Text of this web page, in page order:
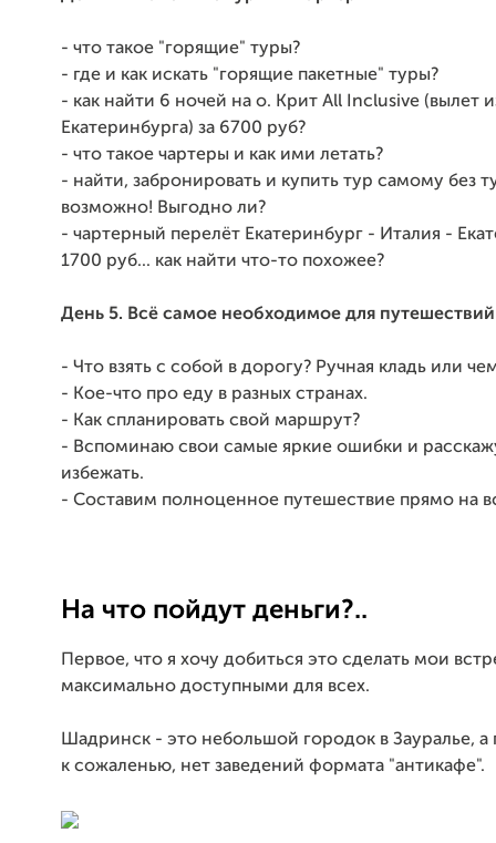
- что такое "горящие" туры?
- где и как искать "горящие пакетные" туры?
- как найти 6 ночей на о. Крит All Inclusive (вылет
Екатеринбурга) за 6700 руб?
- что такое чартеры и как ими летать?
- найти, забронировать и купить тур самому без
возможно! Выгодно ли?
- чартерный перелёт Екатеринбург - Италия -
1700 руб... как найти что-то похожее?
День 5. Всё самое необходимое для путешествий
- Что взять с собой в дорогу? Ручная кладь или
- Кое-что про еду в разных странах.
- Как спланировать свой маршрут?
- Вспоминаю свои самые яркие ошибки и
избежать.
- Составим полноценное путешествие прямо на
На что пойдут деньги?..
Первое, что я хочу добиться это сделать мои
максимально доступными для всех.
Шадринск - это небольшой городок в Зауралье, а
к сожаленью, нет заведений формата "антикафе".